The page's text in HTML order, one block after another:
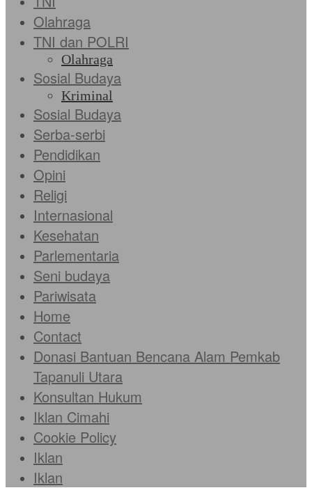
Olahraga
TNI dan POLRI
Olahraga
Sosial Budaya
Kriminal
Sosial Budaya
Serba-serbi
Pendidikan
Opini
Religi
Internasional
Kesehatan
Parlementaria
Seni budaya
Pariwisata
Home
Contact
Donasi Bantuan Bencana Alam Pemkab
Tapanuli Utara
Konsultan Hukum
Iklan Cimahi
Cookie Policy
Iklan
Iklan